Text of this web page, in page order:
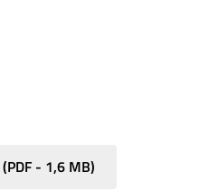
(PDF - 1,6 MB)